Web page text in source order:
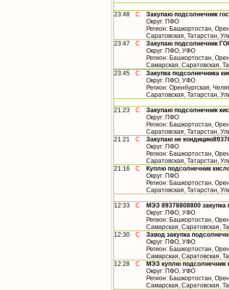
23:48 С
Закупаю подсолнечник
Округ: ПФО
Регион: Башкортостан,
Саратовская, Татарстан,
23:47
С
Закупаю подсолнечник
Округ: ПФО, УФО
Регион: Башкортостан,
Самарская, Саратовская,
23:45
С
Закупка подсолнечника
Округ: ПФО, УФО
Регион: Оренбургская,
Саратовская, Татарстан,
21:23 С
Закупаю подсолнечник
Округ: ПФО
Регион: Башкортостан,
Саратовская, Татарстан,
21:21
С
Закупаю не
Округ: ПФО
Регион: Башкортостан,
Саратовская, Татарстан,
21:16
С
Куплю подсолнечник
Округ: ПФО
Регион: Башкортостан,
Саратовская, Татарстан,
12:33 С
МЭЗ 89378808800
Округ: ПФО, УФО
Регион: Башкортостан,
Самарская, Саратовская,
12:30
С
Завод закупка
Округ: ПФО, УФО
Регион: Башкортостан,
Самарская, Саратовская,
12:28
С
МЭЗ куплю подсолнечник
Округ: ПФО, УФО
Регион: Башкортостан,
Самарская, Саратовская,